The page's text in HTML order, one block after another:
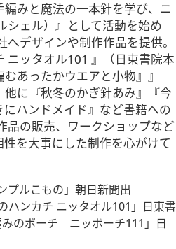
みと魔法の一本針を学び、ニ
ェル）』として活動を始め
デザインや制作作品を提供。
ニッタオル101 』（日東書院本
あったかウエアと小物』』
他に『秋冬のかぎ針あみ』『今
ハンドメイド』など書籍への
品の販売、ワークショップなど
を大事にした制作を心がけて
プルこもの」朝日新聞出
ハンカチ ニッタオル101」日東書
のポーチ ニッポーチ111」日